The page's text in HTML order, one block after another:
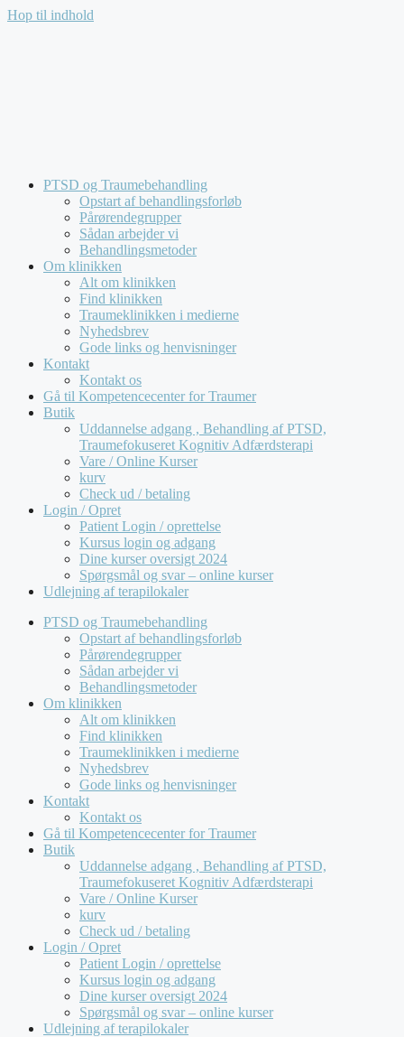
Hop til indhold
PTSD og Traumebehandling
Opstart af behandlingsforløb
Pårørendegrupper
Sådan arbejder vi
Behandlingsmetoder
Om klinikken
Alt om klinikken
Find klinikken
Traumeklinikken i medierne
Nyhedsbrev
Gode links og henvisninger
Kontakt
Kontakt os
Gå til Kompetencecenter for Traumer
Butik
Uddannelse adgang , Behandling af PTSD,
Traumefokuseret Kognitiv Adfærdsterapi
Vare / Online Kurser
kurv
Check ud / betaling
Login / Opret
Patient Login / oprettelse
Kursus login og adgang
Dine kurser oversigt 2024
Spørgsmål og svar – online kurser
Udlejning af terapilokaler
PTSD og Traumebehandling
Opstart af behandlingsforløb
Pårørendegrupper
Sådan arbejder vi
Behandlingsmetoder
Om klinikken
Alt om klinikken
Find klinikken
Traumeklinikken i medierne
Nyhedsbrev
Gode links og henvisninger
Kontakt
Kontakt os
Gå til Kompetencecenter for Traumer
Butik
Uddannelse adgang , Behandling af PTSD,
Traumefokuseret Kognitiv Adfærdsterapi
Vare / Online Kurser
kurv
Check ud / betaling
Login / Opret
Patient Login / oprettelse
Kursus login og adgang
Dine kurser oversigt 2024
Spørgsmål og svar – online kurser
Udlejning af terapilokaler
Kompetencecenter for Traumer tilbyder udelukkende